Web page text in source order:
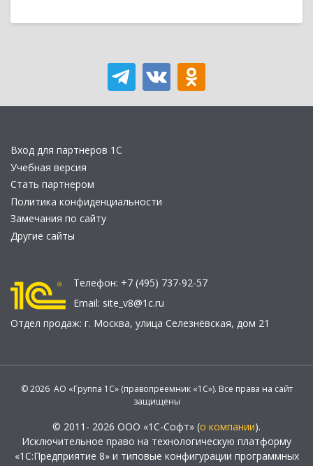
Вход для партнеров 1С
Учебная версия
Стать партнером
Политика конфиденциальности
Замечания по сайту
Другие сайты
Телефон: +7 (495) 737-92-57
Email: site_v8@1c.ru
Отдел продаж: г. Москва, улица Селезнёвская, дом 21
© 2026 АО «Группа 1С» (правопреемник «1С»). Все права на сайт
защищены
© 2011- 2026 ООО «1С-Софт» (о компании).
Исключительное право на технологическую платформу
«1С:Предприятие 8» и типовые конфигурации программных